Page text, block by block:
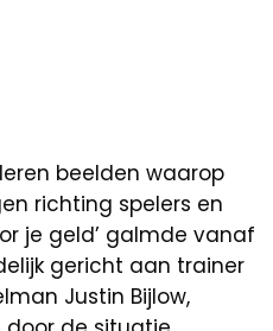
beelden waarop
richting spelers en
je geld’ galmde vanaf
gericht aan trainer
Justin Bijlow,